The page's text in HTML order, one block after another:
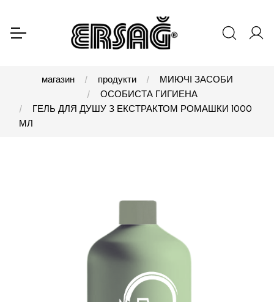
магазин продукти
МИЮЧІ ЗАСОБИ
ОСОБИСТА ГИГИЕНА
ГЕЛЬ ДЛЯ ДУШУ З ЕКСТРАКТОМ РОМАШКИ 1000
МЛ